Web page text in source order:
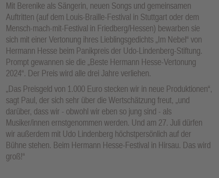
Mit Berenike als Sängerin, neuen Songs und gemeinsamen
Auftritten (auf dem Louis-Braille-Festival in Stuttgart oder dem
Mensch-mach-mit-Festival in Friedberg/Hessen) bewarben sie
sich mit einer Vertonung ihres Lieblingsgedichts „Im Nebel“ von
Hermann Hesse beim Panikpreis der Udo-Lindenberg-Stiftung.
Prompt gewannen sie die „Beste Hermann Hesse-Vertonung
2024“. Der Preis wird alle drei Jahre verliehen.
„Das Preisgeld von 1.000 Euro stecken wir in neue Produktionen“,
sagt Paul, der sich sehr über die Wertschätzung freut, „und
darüber, dass wir - obwohl wir eben so jung sind - als
Musiker/innen ernstgenommen werden. Und am 27. Juli dürfen
wir außerdem mit Udo Lindenberg höchstpersönlich auf der
Bühne stehen. Beim Hermann Hesse-Festival in Hirsau. Das wird
groß!“